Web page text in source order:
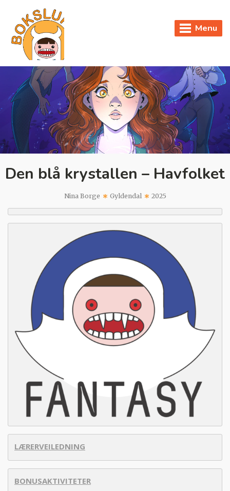
Menu
Den blå krystallen – Havfolket
Nina Borge Gyldendal 2025
LÆRERVEILEDNING
BONUSAKTIVITETER